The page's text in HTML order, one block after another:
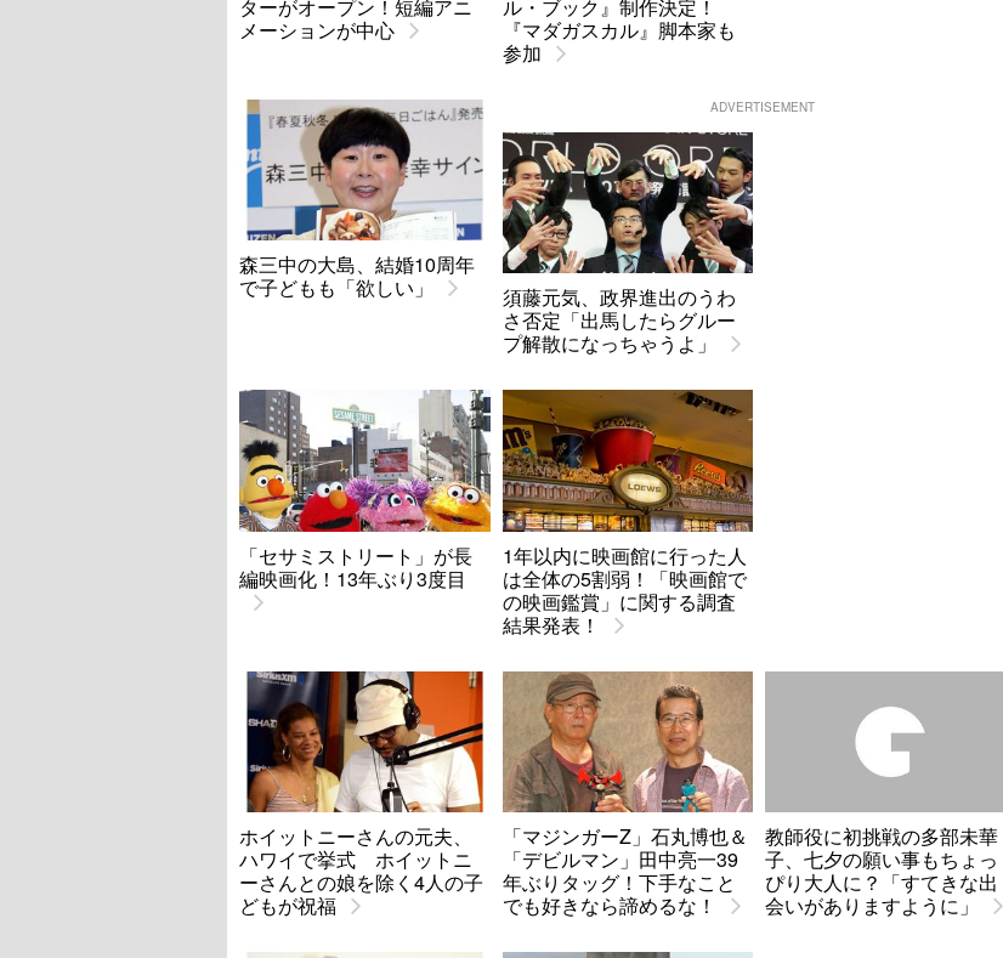
ターがオープン！短編アニ
メーションが中心
ル・ブック』制作決定！
『マダガスカル』脚本家も
参加
ADVERTISEMENT
森三中の大島、結婚10周年
で子どもも「欲しい」
須藤元気、政界進出のうわ
さ否定「出馬したらグルー
プ解散になっちゃうよ」
「セサミストリート」が長
編映画化！13年ぶり3度目
1年以内に映画館に行った人
は全体の5割弱！「映画館で
の映画鑑賞」に関する調査
結果発表！
ホイットニーさんの元夫、
ハワイで挙式 ホイットニ
ーさんとの娘を除く4人の子
どもが祝福
「マジンガーZ」石丸博也＆
「デビルマン」田中亮一39
年ぶりタッグ！下手なこと
でも好きなら諦めるな！
教師役に初挑戦の多部未華
子、七夕の願い事もちょっ
ぴり大人に？「すてきな出
会いがありますように」